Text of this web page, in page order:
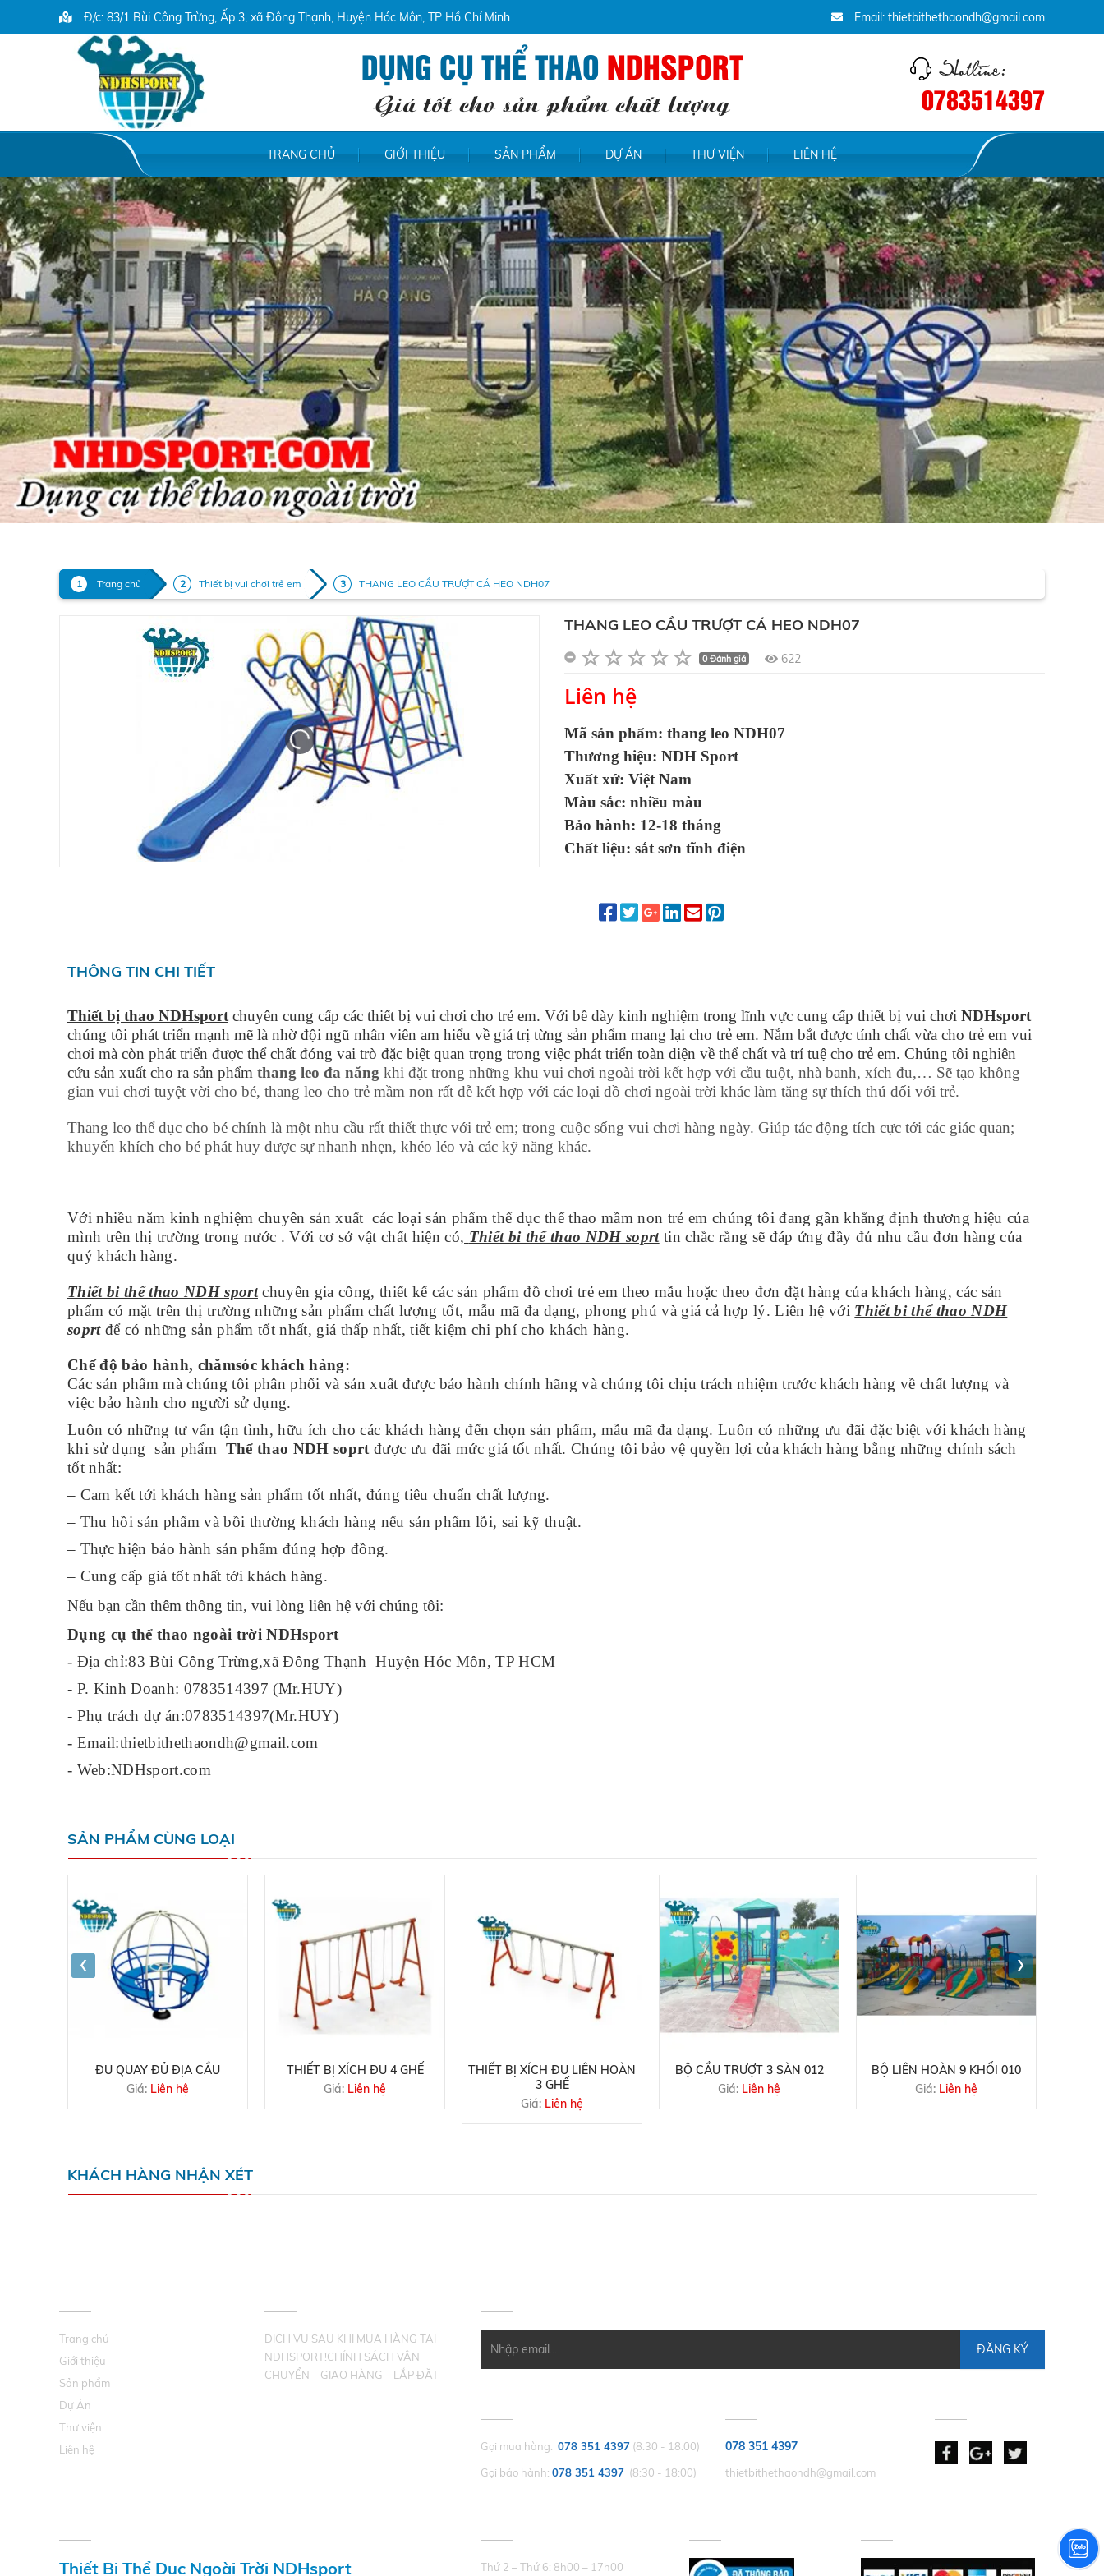
Đ/c: 83/1 Bùi Công Trừng, Ấp 3, xã Đông Thạnh, Huyện Hóc Môn, TP Hồ Chí Minh Email: thietbithethaondh@gmail.com
DỤNG CỤ THỂ THAO NDHSPORT
Giá tốt cho sản phẩm chất lượng 0783514397
TRANG CHỦ GIỚI THIỆU SẢN PHẨM DỰ ÁN THƯ VIỆN LIÊN HỆ
Trang chủ Thiết bị vui chơi trẻ em THANG LEO CẦU TRƯỢT CÁ HEO NDH07
THANG LEO CẦU TRƯỢT CÁ HEO NDH07
0 Đánh giá 622
Liên hệ
Mã sản phẩm: thang leo NDH07
Thương hiệu: NDH Sport
Xuất xứ: Việt Nam
Màu sắc: nhiều màu
Bảo hành: 12-18 tháng
Chất liệu: sắt sơn tĩnh điện
THÔNG TIN CHI TIẾT
Thiết bị thao NDHsportchuyên cung cấp các thiết bị vui chơi cho trẻ em. Với bề dày kinh nghiệm trong lĩnh vực cung cấp thiết bị vui chơi NDHsport
chúng tôi phát triển mạnh mẽ là nhờ đội ngũ nhân viên am hiểu về giá trị từng sản phẩm mang lại cho trẻ em. Nắm bắt được tính chất vừa cho trẻ em vui
chơi mà còn phát triển được thể chất đóng vai trò đặc biệt quan trọng trong việc phát triển toàn diện về thể chất và trí tuệ cho trẻ em. Chúng tôi nghiên
cứu sản xuất cho ra sản phẩm thang leo đa năng khi đặt trong những khu vui chơi ngoài trời kết hợp với cầu tuột, nhà banh, xích đu,… Sẽ tạo không
gian vui chơi tuyệt vời cho bé, thang leo cho trẻ mầm non rất dễ kết hợp với các loại đồ chơi ngoài trời khác làm tăng sự thích thú đối với trẻ.
Thang leo thể dục cho bé chính là một nhu cầu rất thiết thực với trẻ em; trong cuộc sống vui chơi hàng ngày. Giúp tác động tích cực tới các giác quan;
khuyến khích cho bé phát huy được sự nhanh nhẹn, khéo léo và các kỹ năng khác.
Với nhiều năm kinh nghiệm chuyên sản xuất các loại sản phẩm thể dục thể thao mầm non trẻ em chúng tôi đang gần khẳng định thương hiệu của
mình trên thị trường trong nước . Với cơ sở vật chất hiện có, Thiết bi thể thao NDH soprttin chắc rằng sẽ đáp ứng đầy đủ nhu cầu đơn hàng của
quý khách hàng.
Thiết bi thể thao NDH sportchuyên gia công, thiết kế các sản phẩm đồ chơi trẻ em theo mẫu hoặc theo đơn đặt hàng của khách hàng, các sản
phẩm có mặt trên thị trường những sản phẩm chất lượng tốt, mẫu mã đa dạng, phong phú và giá cả hợp lý. Liên hệ với Thiết bi thể thao NDH
soprt để có những sản phẩm tốt nhất, giá thấp nhất, tiết kiệm chi phí cho khách hàng.
Chế độ bảo hành, chămsóc khách hàng:
Các sản phẩm mà chúng tôi phân phối và sản xuất được bảo hành chính hãng và chúng tôi chịu trách nhiệm trước khách hàng về chất lượng và
việc bảo hành cho người sử dụng.
Luôn có những tư vấn tận tình, hữu ích cho các khách hàng đến chọn sản phẩm, mẫu mã đa dạng. Luôn có những ưu đãi đặc biệt với khách hàng
khi sử dụng sản phẩm Thể thao NDH soprt được ưu đãi mức giá tốt nhất. Chúng tôi bảo vệ quyền lợi của khách hàng bằng những chính sách
tốt nhất:
– Cam kết tới khách hàng sản phẩm tốt nhất, đúng tiêu chuẩn chất lượng.
– Thu hồi sản phẩm và bồi thường khách hàng nếu sản phẩm lỗi, sai kỹ thuật.
– Thực hiện bảo hành sản phẩm đúng hợp đồng.
– Cung cấp giá tốt nhất tới khách hàng.
Nếu bạn cần thêm thông tin, vui lòng liên hệ với chúng tôi:
Dụng cụ thể thao ngoài trời NDHsport
- Địa chỉ:83 Bùi Công Trừng,xã Đông Thạnh Huyện Hóc Môn, TP HCM
- P. Kinh Doanh: 0783514397 (Mr.HUY)
- Phụ trách dự án:0783514397(Mr.HUY)
- Email:thietbithethaondh@gmail.com
- Web:NDHsport.com
SẢN PHẨM CÙNG LOẠI
ĐU QUAY ĐỦ ĐỊA CẦU
Giá: Liên hệ
THIẾT BỊ XÍCH ĐU 4 GHẾ
Giá: Liên hệ
THIẾT BỊ XÍCH ĐU LIÊN HOÀN
3 GHẾ
Giá: Liên hệ
BỘ CẦU TRƯỢT 3 SÀN 012
Giá: Liên hệ
BỘ LIÊN HOÀN 9 KHỐI 010
Giá: Liên hệ
‹ ›
KHÁCH HÀNG NHẬN XÉT
Trang chủ
Giới thiệu
Sản phẩm
Dự Án
Thư viện
Liên hệ
DỊCH VỤ SAU KHI MUA HÀNG TẠI
NDHSPORT!CHÍNH SÁCH VẬN
CHUYỂN – GIAO HÀNG – LẮP ĐẶT
ĐĂNG KÝ
Gọi mua hàng: 078 351 4397 (8:30 - 18:00)
Gọi bảo hành: 078 351 4397 (8:30 - 18:00)
078 351 4397
thietbithethaondh@gmail.com
Thiết Bị Thể Dục Ngoài Trời NDHsport Thứ 2 – Thứ 6: 8h00 – 17h00